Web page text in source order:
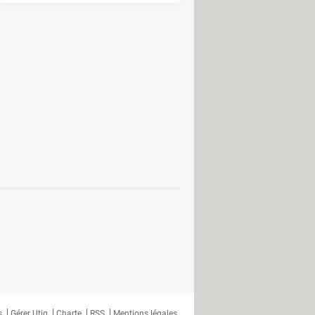
: partager un clavier et une
pour lier téléphone et PC
facilement des majuscules
automatiques
un testament numérique
une animation en vidéo
Internet méconnu intègre